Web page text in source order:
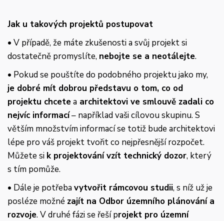
Jak u takových projektů postupovat
• V případě, že máte zkušenosti a svůj projekt si
dostatečně promyslíte, nebojte se a neotálejte.
• Pokud se pouštíte do podobného projektu jako my,
je dobré mít dobrou představu o tom, co od
projektu chcetea architektovi ve smlouvě zadali co
nejvíc informací– například vaši cílovou skupinu. S
větším množstvím informací se totiž bude architektovi
lépe pro váš projekt tvořit co nejpřesnější rozpočet.
Můžete si k projektování vzít technický dozor, který
s tím pomůže.
• Dále je potřebavytvořit rámcovou studii, s níž už je
posléze možné zajít na Odbor územního plánování a
rozvoje. V druhé fázi se řeší projekt pro územní